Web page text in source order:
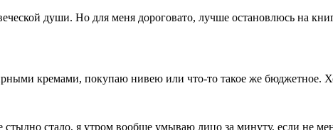
души. Но для меня дороговато, лучше остановлюсь на
кремами, покупаю нивею или что-то такое же бюджетное.
стало, я утром вообще умываю лицо за минуту, если не